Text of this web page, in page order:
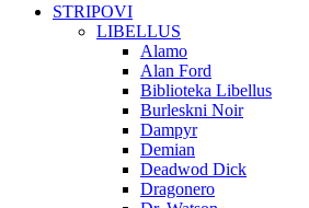
STRIPOVI
LIBELLUS
Alamo
Alan Ford
Biblioteka Libellus
Burleskni Noir
Dampyr
Demian
Deadwod Dick
Dragonero